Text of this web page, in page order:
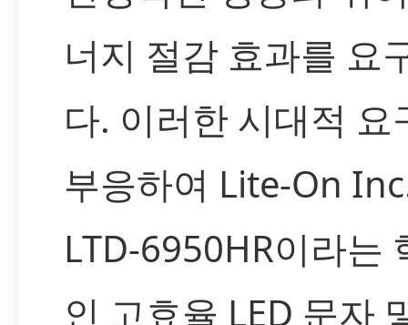
너지 절감 효과를 요
다. 이러한 시대적 요
부응하여 Lite-On
LTD-6950HR이라는
인 고효율 LED 문자